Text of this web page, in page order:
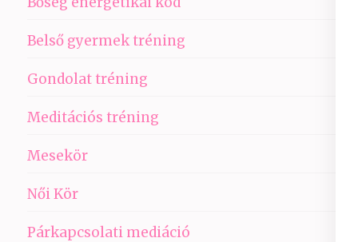
Belső gyermek tréning
Gondolat tréning
Meditációs tréning
Mesekör
Női Kör
Párkapcsolati mediáció